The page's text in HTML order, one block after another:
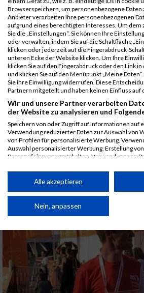
ALBUM B2RUN MÜNCHEN, B2RUN
Browserspeichern, um personenbezogene Daten
Anbieter verarbeiten Ihre personenbezogenen
aufgrund eines berechtigten Interesses. Um dem
Sie die „Einstellungen“. Sie können Ihre
oder verwalten, indem Sie auf die Schaltfläche
klicken oder jederzeit auf die Fingerabdruck-
unteren Ecke der Website klicken. Um Ihre
klicken Sie auf den Fingerabdruck oder den Link
und klicken Sie auf den Menüpunkt „Meine
Sie Ihre Einwilligung widerrufen. Diese
Partnern mitgeteilt und haben keinen Einfluss auf
Wir und unsere Partner verarbeiten
der Website zu analysieren und
Speichern von oder Zugriff auf Informationen auf
Verwendung reduzierter Daten zur Auswahl von
von Profilen für personalisierte Werbung.
Auswahl personalisierter Werbung. Erstellung
Personalisierung von Inhalten. Verwendung von
Performance von Inhalten. Analyse von
Kombinationen von Daten aus verschiedenen
von Inhalten.
Daten können außerhalb der Europäischen Union
Partnerliste anzeigen (1 IAB-Anbieter)
Wir nutzen Ihre Daten für folgende Zwecke:
IAB-Verarbeitungszwecke:
Alle akzeptieren
Nein, anpassen